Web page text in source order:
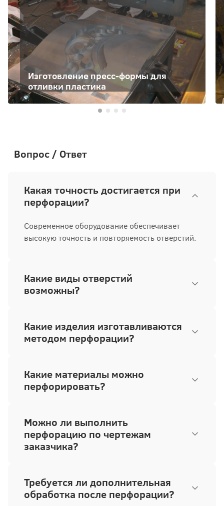
Изготовление пресс-формы для
отливки пластика
Вопрос / Ответ
Какая точность достигается при
перфорации?
Современное оборудование обеспечивает
высокую точность и повторяемость отверстий.
Какие виды отверстий
возможны?
Какие изделия изготавливаются
методом перфорации?
Какие материалы можно
перфорировать?
Можно ли выполнить
перфорацию по чертежам
заказчика?
Требуется ли дополнительная
обработка после перфорации?